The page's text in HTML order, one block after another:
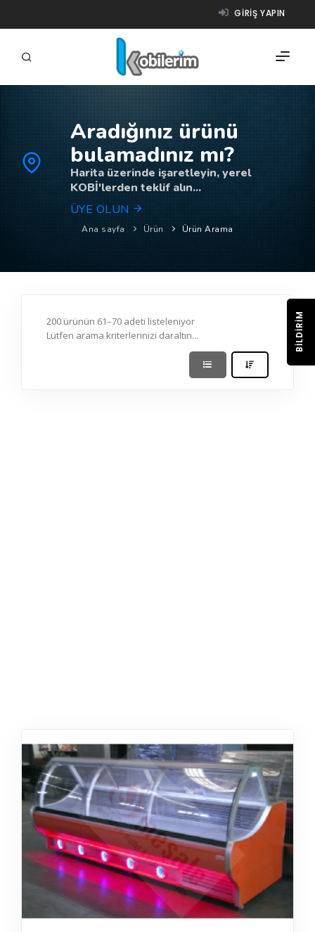
GIRIŞ YAPIN
FIRMALAR
ÜRÜNLER
NASIL ÇALIŞIR?
YARDIM
Aradığınız ürünü
bulamadınız mı?
Harita üzerinde işaretleyin, yerel
KOBİ'lerden teklif alın...
ÜYE OLUN
Ana sayfa Ürün Ürün Arama
200 ürünün 61–70 adeti listeleniyor
Lütfen arama kriterlerinizi daraltın...
BILDIRIM